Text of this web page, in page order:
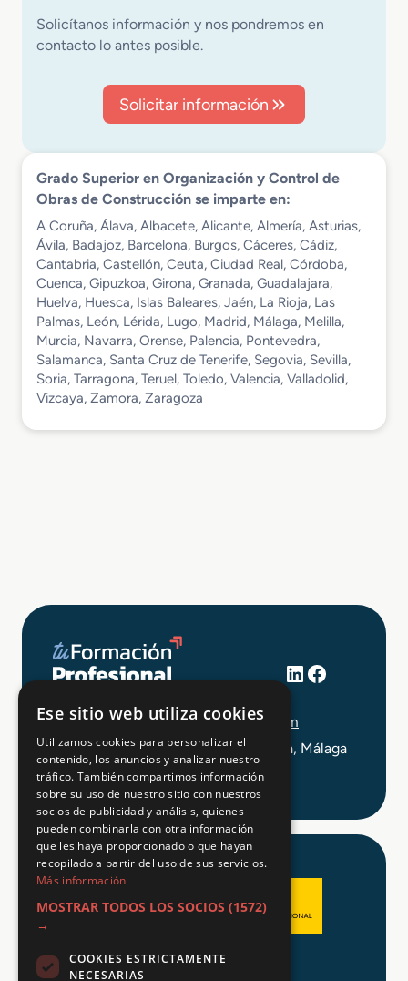
Solicítanos información y nos pondremos en
contacto lo antes posible.
Solicitar información
Grado Superior en Organización y Control de
Obras de Construcción se imparte en:
A Coruña, Álava, Albacete, Alicante, Almería, Asturias,
Ávila, Badajoz, Barcelona, Burgos, Cáceres, Cádiz,
Cantabria, Castellón, Ceuta, Ciudad Real, Córdoba,
Cuenca, Gipuzkoa, Girona, Granada, Guadalajara,
Huelva, Huesca, Islas Baleares, Jaén, La Rioja, Las
Palmas, León, Lérida, Lugo, Madrid, Málaga, Melilla,
Murcia, Navarra, Orense, Palencia, Pontevedra,
Salamanca, Santa Cruz de Tenerife, Segovia, Sevilla,
Soria, Tarragona, Teruel, Toledo, Valencia, Valladolid,
Vizcaya, Zamora, Zaragoza
LinkedIn
Facebook
info@tuformacionprofesional.com
C/ Alameda Principal 21, 2ª Planta, Málaga
Aviso legal
Ese sitio web utiliza cookies
Utilizamos cookies para personalizar el
contenido, los anuncios y analizar nuestro
tráfico. También compartimos información
sobre su uso de nuestro sitio con nuestros
socios de publicidad y análisis, quienes
pueden combinarla con otra información
que les haya proporcionado o que hayan
recopilado a partir del uso de sus servicios.
Más información
MOSTRAR TODOS LOS SOCIOS (1572)
→
COOKIES ESTRICTAMENTE
NECESARIAS